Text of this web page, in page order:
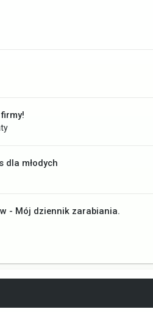
dla młodych
- Mój dziennik zarabiania.